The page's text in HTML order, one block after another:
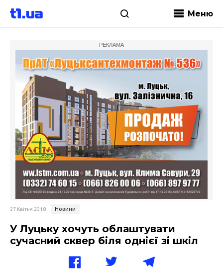
Меню
РЕКЛАМА
27 Квітня 2018 Новини
У Луцьку хочуть облаштувати
сучасний сквер біля однієї зі шкіл